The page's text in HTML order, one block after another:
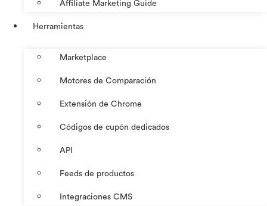
Affiliate Marketing Guide
Herramientas
Marketplace
Motores de Comparación
Extensión de Chrome
Códigos de cupón dedicados
API
Feeds de productos
Integraciones CMS